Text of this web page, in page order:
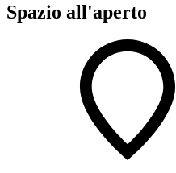
Spazio all'aperto